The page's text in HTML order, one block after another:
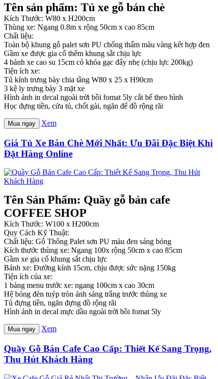
Tên sản phẩm: Tủ xe gỗ bán chè
Kích Thước: W80 x H200cm
Thùng xe: Ngang 0.8m x rộng 50cm x cao 85cm
Chất liệu:
Toàn bộ khung gỗ palet sơn PU chống thấm màu vàng kết hợp đen
Gầm xe được gia cố thêm khung sắt chịu lực
4 bánh xe cao su 15cm có khóa gạc đẩy nhẹ (chịu lực 200kg)
Tiện ích xe:
Tủ kính trưng bày chia tầng W80 x 25 x H90cm
3 kệ ly trưng bày 3 mặt xe
Hình ảnh in decal ngoài trời bồi fomat 5ly cắt bế theo hình
Học đựng tiền, cửa tủ, chốt gài, ngăn để đồ rộng rãi
Mua ngay Xem
Giá Tủ Xe Bán Chè Mới Nhất: Ưu Đãi Đặc Biệt Khi
Đặt Hàng Online
Tên Sản Phẩm: Quầy gỗ bán cafe
COFFEE SHOP
Kích Thước: W100 x H200cm
Quy Cách Kỹ Thuật:
Chất liệu: Gỗ Thông Palet sơn PU màu đen sáng bóng
Kích thước thùng xe: Ngang 100x rộng 50cm x cao 85cm
Gầm xe gia cố khung sắt chịu lực
Bánh xe: Đường kính 15cm, chịu được sức nặng 150kg
Tiện ích của xe:
1 bảng menu trước xe: ngang 100cm x cao 30cm
Hệ bóng đèn tuýp tròn ánh sáng trắng trước thùng xe
Tủ đựng tiền, ngăn đựng đồ rộng rãi
Hình ảnh in decal mực dầu ngoài trời bồi fomat 5ly
Mua ngay Xem
Quầy Gỗ Bán Cafe Cao Cấp: Thiết Kế Sang Trọng,
Thu Hút Khách Hàng